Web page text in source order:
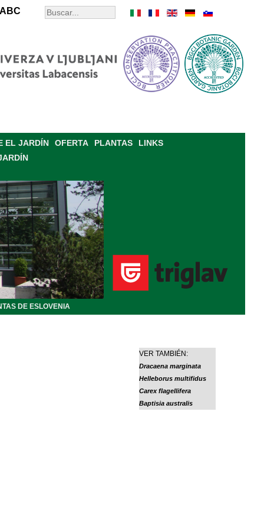
ABC
EL JARDÍN OFERTA PLANTAS
LINKS
DE ESLOVENIA
VER TAMBIÉN:
Dracaena marginata
Helleborus multifidus
Carex flagellifera
Baptisia australis